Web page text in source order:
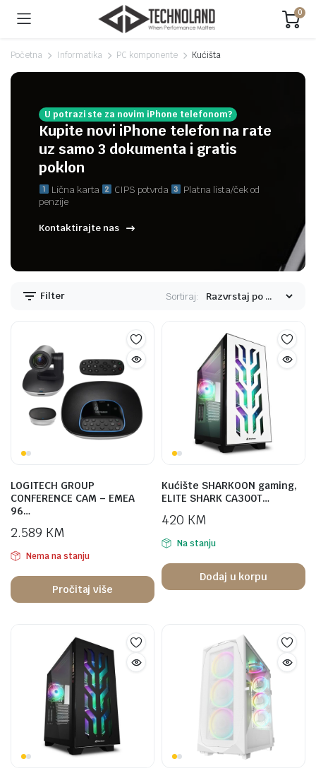
0
Početna Informatika PC komponente Kućišta
U potrazi ste za novim iPhone telefonom?
Kupite novi iPhone telefon na rate
uz samo 3 dokumenta i gratis
poklon
Lična karta CIPS potvrda
Platna lista/ček od
penzije
Kontaktirajte nas
Filter Sortiraj:
LOGITECH GROUP
CONFERENCE CAM – EMEA
96…
2.589 KM
Nema na stanju
Pročitaj više
Kućište SHARKOON gaming,
ELITE SHARK CA300T…
420 KM
Na stanju
Dodaj u korpu